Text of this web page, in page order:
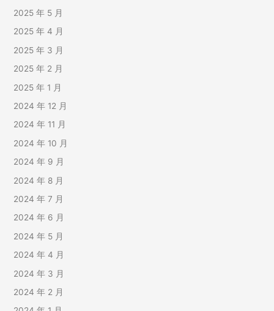
2025 年 5 月
2025 年 4 月
2025 年 3 月
2025 年 2 月
2025 年 1 月
2024 年 12 月
2024 年 11 月
2024 年 10 月
2024 年 9 月
2024 年 8 月
2024 年 7 月
2024 年 6 月
2024 年 5 月
2024 年 4 月
2024 年 3 月
2024 年 2 月